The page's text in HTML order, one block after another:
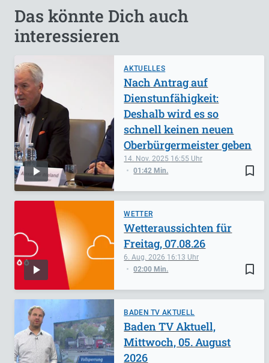
Das könnte Dich auch
interessieren
AKTUELLES
bookmark_border
14. Nov. 2025 16:55
01:42 Min.
Nach Antrag auf
Dienstunfähigkeit:
Deshalb wird es so
schnell keinen neuen
Oberbürgermeister geben
WETTER
bookmark_border
6. Aug. 2026 16:13
02:00 Min.
Wetteraussichten für
Freitag, 07.08.26
BADEN TV AKTUELL
Baden TV Aktuell,
Mittwoch, 05. August
2026